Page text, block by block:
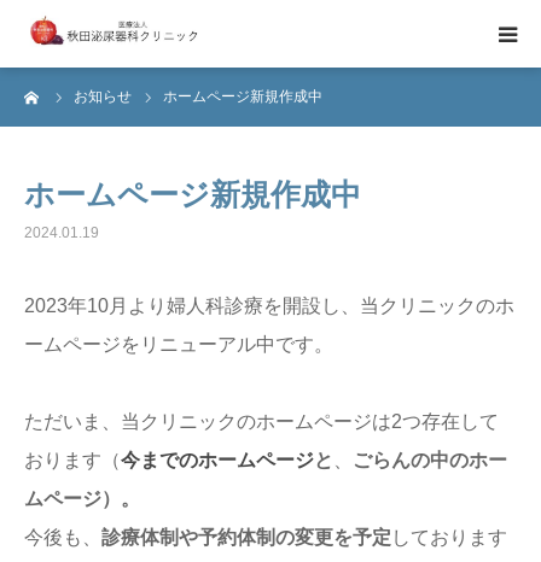
お知らせ ホームページ新規作成中
ホームページ新規作成中
2024.01.19
2023年10月より婦人科診療を開設し、当クリニックのホ
ームページをリニューアル中です。
ただいま、当クリニックのホームページは2つ存在して
おります（今までのホームページと
ごらんの中のホー
ムページ）。
今後も、 診療体制や予約体制の変更を予定 しております
当院のご紹介
医師紹介
ブライダルチェック